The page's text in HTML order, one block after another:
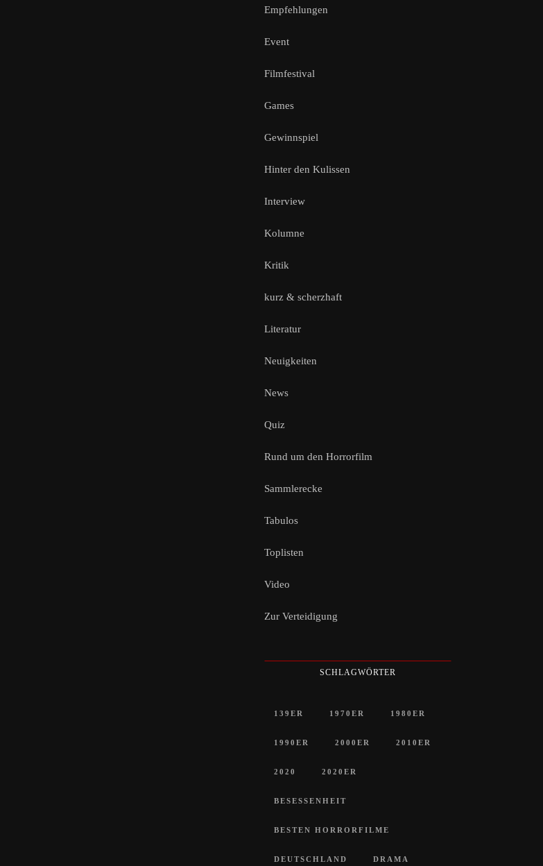
Empfehlungen
Event
Filmfestival
Games
Gewinnspiel
Hinter den Kulissen
Interview
Kolumne
Kritik
kurz & scherzhaft
Literatur
Neuigkeiten
News
Quiz
Rund um den Horrorfilm
Sammlerecke
Tabulos
Toplisten
Video
Zur Verteidigung
SCHLAGWÖRTER
139ER 1970ER 1980ER
1990ER 2000ER 2010ER
2020 2020ER
BESESSENHEIT
BESTEN HORRORFILME
DEUTSCHLAND DRAMA